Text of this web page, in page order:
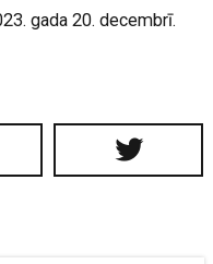
gada 20. decembrī.